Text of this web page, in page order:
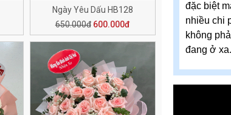
Ngày Yêu Dấu HB128
650.000đ 600.000đ
đặc biệt
nhiều chi
không
đang ở xa.